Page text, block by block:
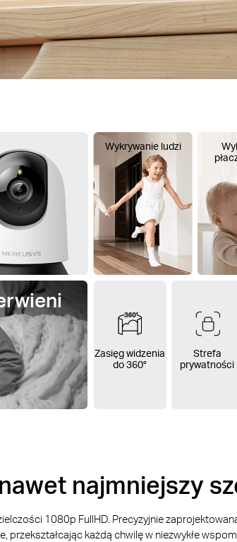
Wykrywanie ludzi
Zasięg widzenia
do 360°
Strefa
prywatności
najmniejszy
1080p FullHD. Precyzyjnie
przekształcając każdą chwilę w niezwykłe